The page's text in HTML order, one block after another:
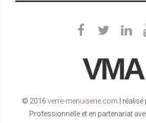
VMA
© 2016 verre-menuiserie.com |
Professionnelle et en partenariat